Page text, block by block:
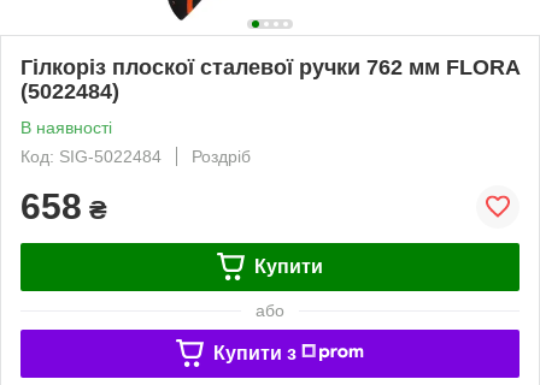
Гілкоріз плоскої сталевої ручки 762 мм FLORA
(5022484)
В наявності
Код: SIG-5022484
Роздріб
658 ₴
Купити
або
Купити з